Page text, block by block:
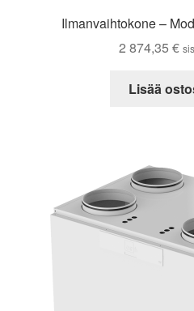
Ilmanvaihtokone –
2 874,35 €
Lisää